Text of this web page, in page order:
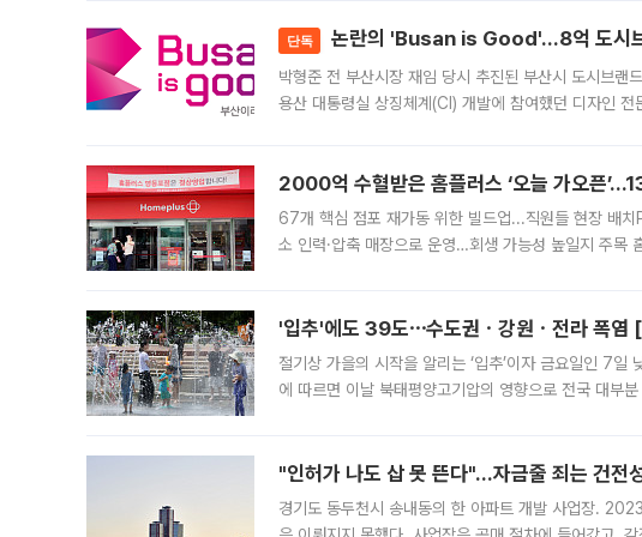
단독 논란의 'Busan is Good'…8억 도시브
박형준 전 부산시장 재임 당시 추진된 부산시 도시브
용산 대통령실 상징체계(CI) 개발에 참여했던 디자인
2000억 수혈받은 홈플러스 ‘오늘 가오픈
67개 핵심 점포 재가동 위한 빌드업...직원들 현장 배치
소 인력·압축 매장으로 운영…회생 가능성 높일지 주목
'입추'에도 39도⋯수도권ㆍ강원ㆍ전라 폭염
절기상 가을의 시작을 알리는 ‘입추’이자 금요일인 7
에 따르면 이날 북태평양고기압의 영향으로 전국 대부
"인허가 나도 삽 못 뜬다"…자금줄 죄는 건
경기도 동두천시 송내동의 한 아파트 개발 사업장.